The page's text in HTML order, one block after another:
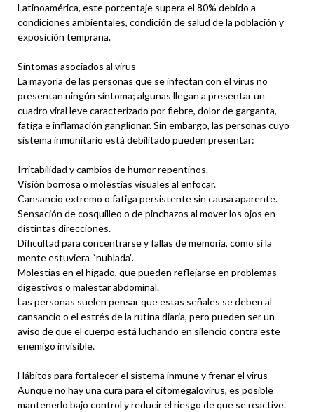
Latinoamérica, este porcentaje supera el 80% debido a
condiciones ambientales, condición de salud de la población y
exposición temprana.
Síntomas asociados al virus
La mayoría de las personas que se infectan con el virus no
presentan ningún síntoma; algunas llegan a presentar un
cuadro viral leve caracterizado por fiebre, dolor de garganta,
fatiga e inflamación ganglionar. Sin embargo, las personas cuyo
sistema inmunitario está debilitado pueden presentar:
Irritabilidad y cambios de humor repentinos.
Visión borrosa o molestias visuales al enfocar.
Cansancio extremo o fatiga persistente sin causa aparente.
Sensación de cosquilleo o de pinchazos al mover los ojos en
distintas direcciones.
Dificultad para concentrarse y fallas de memoria, como si la
mente estuviera “nublada”.
Molestias en el hígado, que pueden reflejarse en problemas
digestivos o malestar abdominal.
Las personas suelen pensar que estas señales se deben al
cansancio o el estrés de la rutina diaria, pero pueden ser un
aviso de que el cuerpo está luchando en silencio contra este
enemigo invisible.
Hábitos para fortalecer el sistema inmune y frenar el virus
Aunque no hay una cura para el citomegalovirus, es posible
mantenerlo bajo control y reducir el riesgo de que se reactive.